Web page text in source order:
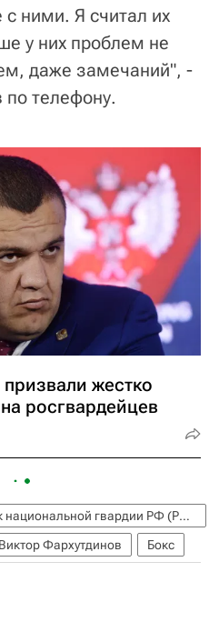
ними. Я считал их
у них проблем не
даже замечаний", -
по телефону.
жестко
росгвардейцев
Федеральная служба войск национальной гвардии РФ (Росгвардия)
Виктор Фархутдинов Бокс